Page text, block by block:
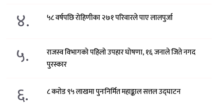
४. ५८ वर्षपछि रोहिणीका २७१ परिवारले पाए लालपुर्जा
५.
राजस्व विभागको पहिलो उपहार घोषणा, १६ जनाले जिते नगद
पुरस्कार
६. ८ करोड ९५ लाखमा पुनःनिर्मित महाङ्काल सत्तल उद्घाटन